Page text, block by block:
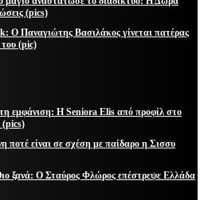
(pics)
Ο Παναγιώτης Βασιλάκος γίνεται πατέρας
του (pic)
εμφάνιση: Η Seniora Elis από προφίλ στο
(pics)
είναι σε σχέση με παίδαρο η Σισσυ
ξανά: Ο Σταύρος Φλώρος επέστρεψε Ελλάδα